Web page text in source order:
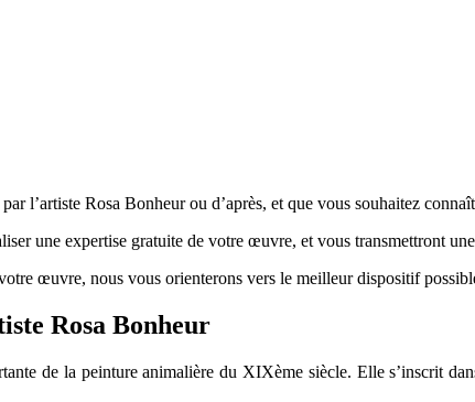
l’artiste Rosa Bonheur ou d’après, et que vous souhaitez
une expertise gratuite de votre œuvre, et vous transmettront
œuvre, nous vous orienterons vers le meilleur dispositif
Rosa Bonheur
de la peinture animalière du XIXème siècle. Elle s’inscrit